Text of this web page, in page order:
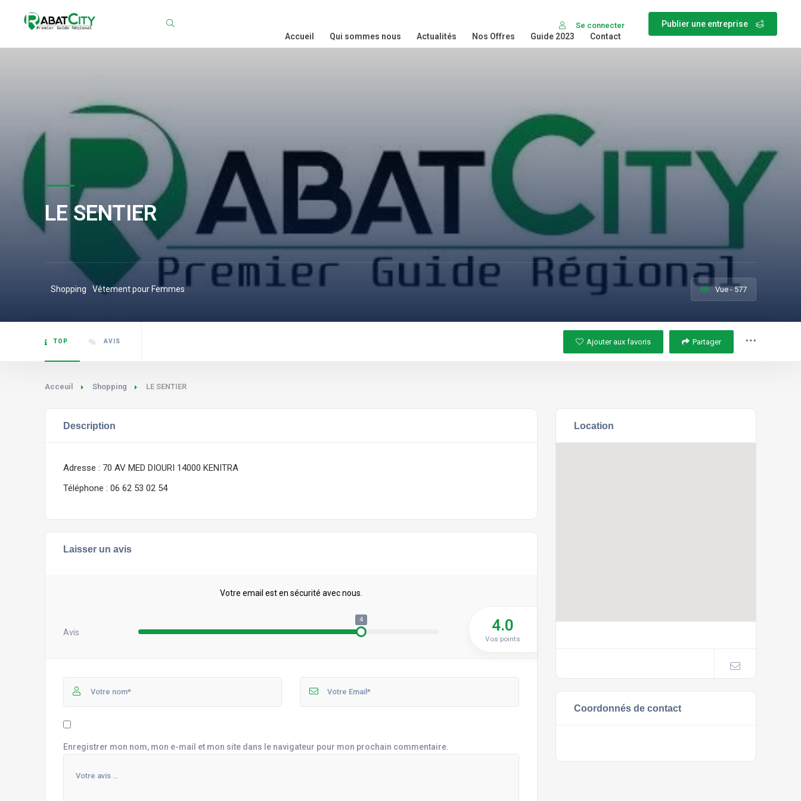
Publier une entreprise
Se connecter
Accueil Qui sommes nous Actualités Nos Offres Guide 2023 Contact
LE SENTIER
Shopping Vêtement pour Femmes Vue - 577
TOP AVIS Ajouter aux favoris Partager
Acceuil Shopping LE SENTIER
Description
Adresse : 70 AV MED DIOURI 14000 KENITRA
Téléphone : 06 62 53 02 54
Laisser un avis
Votre email est en sécurité avec nous.
Avis
4 4.0
Vos points
Enregistrer mon nom, mon e-mail et mon site dans le navigateur pour mon prochain commentaire.
Location
Coordonnés de contact